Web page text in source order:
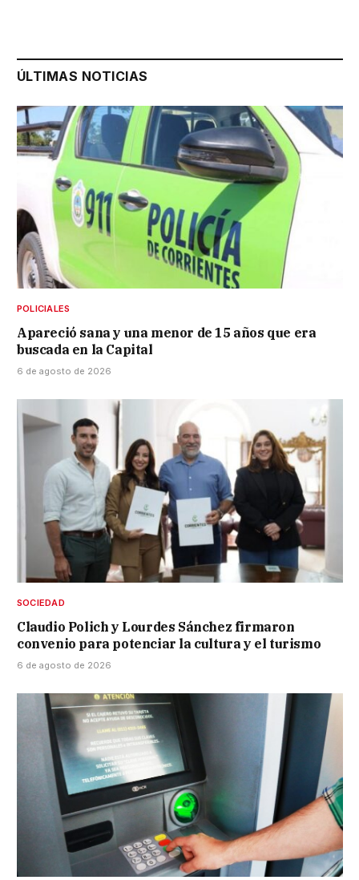
ÚLTIMAS NOTICIAS
POLICIALES
Apareció sana y una menor de 15 años que era
buscada en la Capital
6 de agosto de 2026
SOCIEDAD
Claudio Polich y Lourdes Sánchez firmaron
convenio para potenciar la cultura y el turismo
6 de agosto de 2026